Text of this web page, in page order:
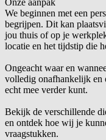
Onze aanpak
We beginnen met een
begrijpen. Dit kan
jou thuis of op je
locatie en het tijdstip die
Ongeacht waar en
volledig onafhankelijk en
echt mee verder kunt.
Bekijk de verschillende
en ontdek hoe wij je
vraagstukken.